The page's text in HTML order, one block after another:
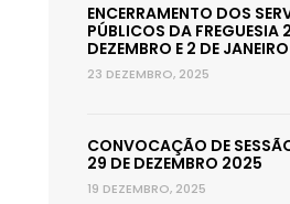
ENCERRAMENTO DOS
PÚBLICOS DA FREGUESIA
DEZEMBRO E 2 DE JANEIRO
23 DEZEMBRO, 2025
CONVOCAÇÃO DE
29 DE DEZEMBRO 2025
19 DEZEMBRO, 2025